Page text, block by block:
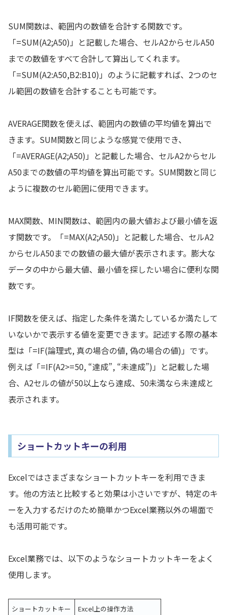
SUM関数は、範囲内の数値を合計する関数です。
「=SUM(A2;A50)」と記載した場合、セルA2からセルA50
までの数値をすべて合計して算出してくれます。
「=SUM(A2:A50,B2:B10)」のように記載すれば、2つのセ
ル範囲の数値を合計することも可能です。
AVERAGE関数を使えば、範囲内の数値の平均値を算出で
きます。SUM関数と同じような感覚で使用でき、
「=AVERAGE(A2;A50)」と記載した場合、セルA2からセル
A50までの数値の平均値を算出可能です。SUM関数と同じ
ように複数のセル範囲に使用できます。
MAX関数、MIN関数は、範囲内の最大値および最小値を返
す関数です。「=MAX(A2;A50)」と記載した場合、セルA2
からセルA50までの数値の最大値が表示されます。膨大な
データの中から最大値、最小値を探したい場合に便利な関
数です。
IF関数を使えば、指定した条件を満たしているか満たして
いないかで表示する値を変更できます。記述する際の基本
型は「=IF(論理式, 真の場合の値, 偽の場合の値)」です。
例えば「=IF(A2>=50, “達成”, “未達成”)」と記載した場
合、A2セルの値が50以上なら達成、50未満なら未達成と
表示されます。
ショートカットキーの利用
Excelではさまざまなショートカットキーを利用できま
す。他の方法と比較すると効果は小さいですが、特定のキ
ーを入力するだけのため簡単かつExcel業務以外の場面で
も活用可能です。
Excel業務では、以下のようなショートカットキーをよく
使用します。
ショートカットキー Excel上の操作方法